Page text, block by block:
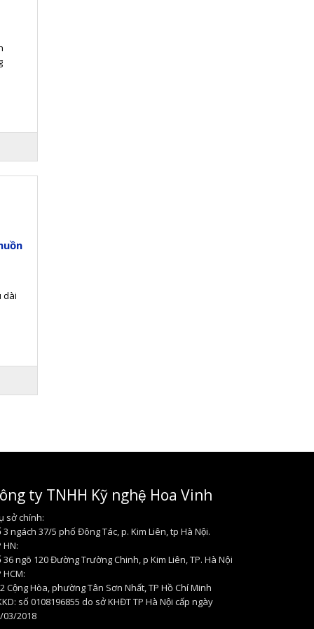
dài
ty TNHH Kỹ nghệ Hoa Vinh
sở chính:
3 ngách 37/5 phố Đông Tác, p. Kim Liên, tp Hà Nội.
HN:
36 ngõ 120 Đường Trường Chinh, p Kim Liên, TP. Hà Nội
HCM:
Cộng Hòa, phường Tân Sơn Nhất, TP Hồ Chí Minh
số 0108196855 do sở KHĐT TP Hà Nội cấp ngày
03/2018